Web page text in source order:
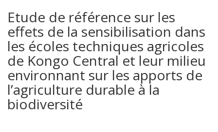
Etude de référence sur les
effets de la sensibilisation dans
les écoles techniques agricoles
de Kongo Central et leur milieu
environnant sur les apports de
l’agriculture durable à la
biodiversité